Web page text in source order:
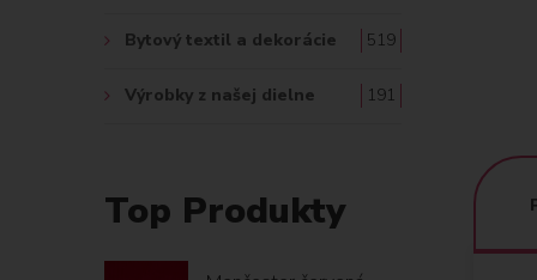
Bytový textil a dekorácie 519
Výrobky z našej dielne 191
Top Produkty